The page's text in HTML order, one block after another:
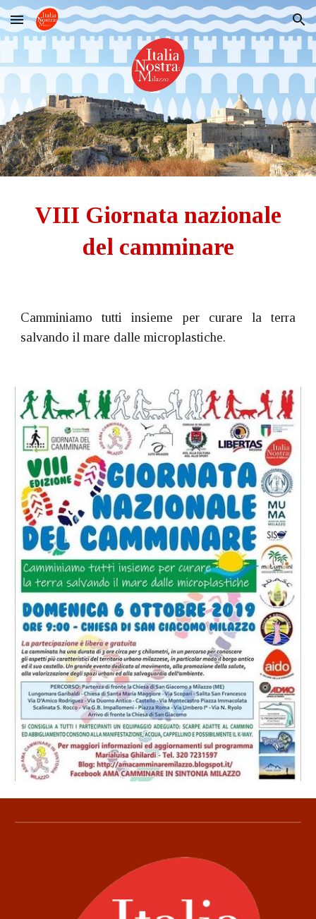
Skip to main content Skip to navigation
VIII Giornata nazionale
del camminare
Camminiamo tutti insieme per curare la terra
salvando il mare dalle microplastiche.